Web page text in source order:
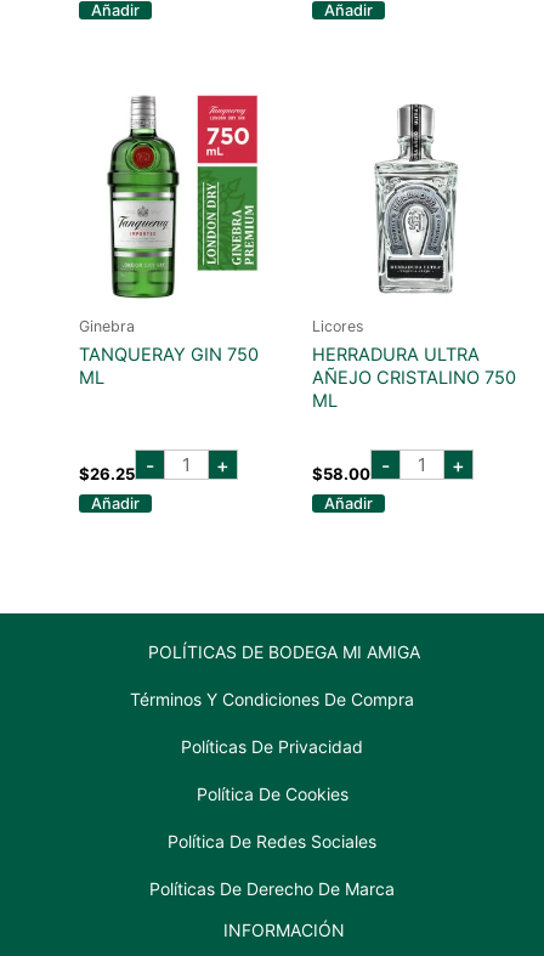
Añadir Añadir
Ginebra
TANQUERAY GIN 750
ML
$26.25 - tanqueray
gin +
Añadir
Licores
HERRADURA ULTRA
AÑEJO CRISTALINO 750
ML
$58.00 - herradura
ultra +
Añadir
POLÍTICAS DE BODEGA MI AMIGA
Términos Y Condiciones De Compra
Políticas De Privacidad
Política De Cookies
Política De Redes Sociales
Políticas De Derecho De Marca
INFORMACIÓN